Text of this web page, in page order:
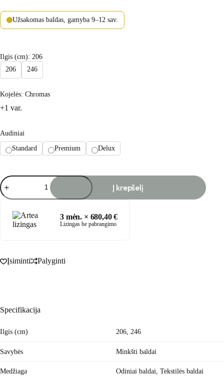
Užsakomas baldas, gamyba 9–12 sav.
Ilgis (cm): 206
206
246
Kojelės: Chromas
+1 var.
Audiniai
Standard
Premium Delux
produkto
kiekis:
CALIFORNIA
Į krepšelį
3mėn. × 680,40€
Lizingas be pabrangimo
Įsiminti Palyginti
Specifikacija
Ilgis (cm) 206, 246
Savybės Minkšti baldai
Medžiaga Odiniai baldai, Tekstilės baldai